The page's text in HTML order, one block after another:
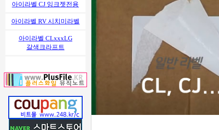
아이라벨 CJ 잉크젯전용
아이라벨 RV 시치미라벨
아이라벨 CLxxxLG
갈색크라프트